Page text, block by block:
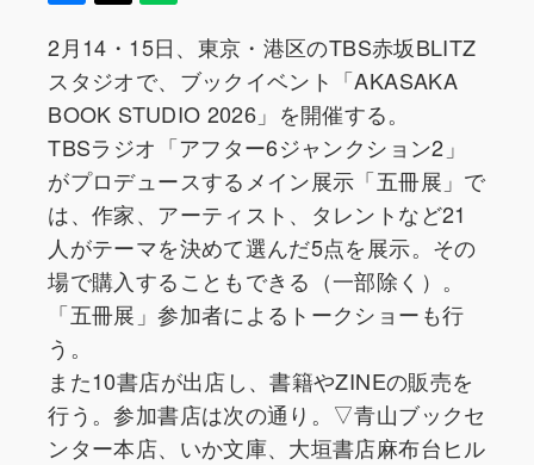
2月14・15日、東京・港区のTBS赤坂BLITZ
スタジオで、ブックイベント「AKASAKA
BOOK STUDIO 2026」を開催する。
TBSラジオ「アフター6ジャンクション2」
がプロデュースするメイン展示「五冊展」で
は、作家、アーティスト、タレントなど21
人がテーマを決めて選んだ5点を展示。その
場で購入することもできる（一部除く）。
「五冊展」参加者によるトークショーも行
う。
また10書店が出店し、書籍やZINEの販売を
行う。参加書店は次の通り。▽青山ブックセ
ンター本店、いか文庫、大垣書店麻布台ヒル